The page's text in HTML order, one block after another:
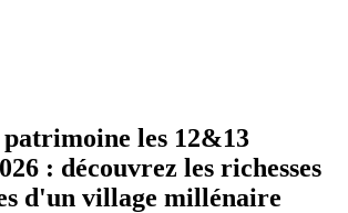
patrimoine les 12&13
: découvrez les richesses
d'un village millénaire